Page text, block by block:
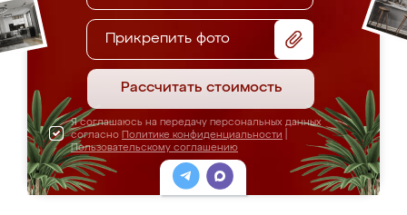
Прикрепить фото
Рассчитать стоимость
Я соглашаюсь на передачу персональных данных
согласно Политике конфиденциальности
Пользовательскому соглашению